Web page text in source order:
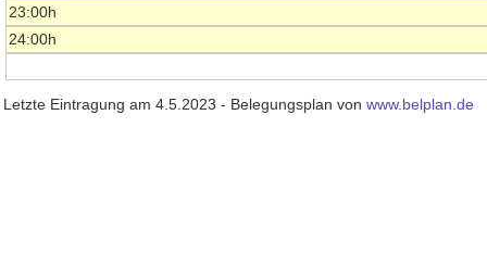
23:00h
24:00h
Letzte Eintragung am 4.5.2023 - Belegungsplan von www.belplan.de